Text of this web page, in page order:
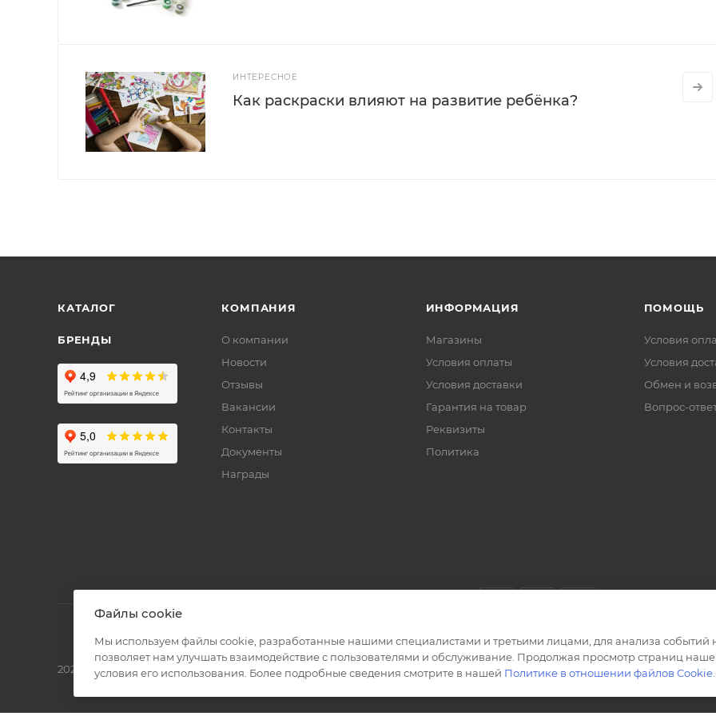
ИНТЕРЕСНОЕ
Как раскраски влияют на развитие ребёнка?
КАТАЛОГ
БРЕНДЫ
КОМПАНИЯ
О компании
Новости
Отзывы
Вакансии
Контакты
Документы
Награды
ИНФОРМАЦИЯ
Магазины
Условия оплаты
Условия доставки
Гарантия на товар
Реквизиты
Политика
ПОМОЩЬ
Условия
Условия
Обмен и
Вопрос-
2026 © Полиграф кит - интернет-магазин
Файлы cookie
Мы используем файлы cookie, разработанные нашими специалистами и третьими лицами, для анализа событий
позволяет нам улучшать взаимодействие с пользователями и обслуживание. Продолжая просмотр страниц
условия его использования. Более подробные сведения смотрите в нашей Политике в отношении файлов Cookie